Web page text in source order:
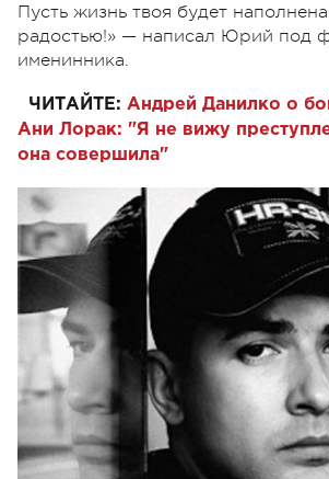
Пусть жизнь твоя будет
радостью!» — написал Юрий под
именинника.
ЧИТАЙТЕ: Андрей Данилко о
Ани Лорак: "Я не вижу
она совершила"